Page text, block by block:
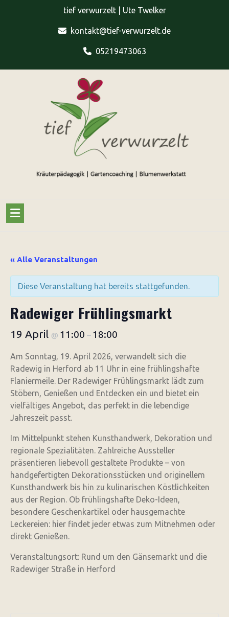
tief verwurzelt | Ute Twelker
kontakt@tief-verwurzelt.de
05219473063
« Alle Veranstaltungen
Diese Veranstaltung hat bereits stattgefunden.
Radewiger Frühlingsmarkt
19 April @ 11:00 – 18:00
Am Sonntag, 19. April 2026, verwandelt sich die
Radewig in Herford ab 11 Uhr in eine frühlingshafte
Flaniermeile. Der Radewiger Frühlingsmarkt lädt zum
Stöbern, Genießen und Entdecken ein und bietet ein
vielfältiges Angebot, das perfekt in die lebendige
Jahreszeit passt.
Im Mittelpunkt stehen Kunsthandwerk, Dekoration und
regionale Spezialitäten. Zahlreiche Aussteller
präsentieren liebevoll gestaltete Produkte – von
handgefertigten Dekorationsstücken und originellem
Kunsthandwerk bis hin zu kulinarischen Köstlichkeiten
aus der Region. Ob frühlingshafte Deko-Ideen,
besondere Geschenkartikel oder hausgemachte
Leckereien: hier findet jeder etwas zum Mitnehmen oder
direkt Genießen.
Veranstaltungsort: Rund um den Gänsemarkt und die
Radewiger Straße in Herford